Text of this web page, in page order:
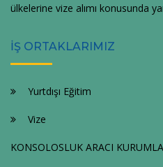
ülkelerine vize alımı konusunda
İŞ ORTAKLARIMIZ
Yurtdışı Eğitim
Vize
KONSOLOSLUK ARACI